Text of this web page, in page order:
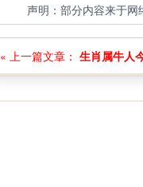
声明：部分内容来于网
« 上一篇文章： 生肖属牛人